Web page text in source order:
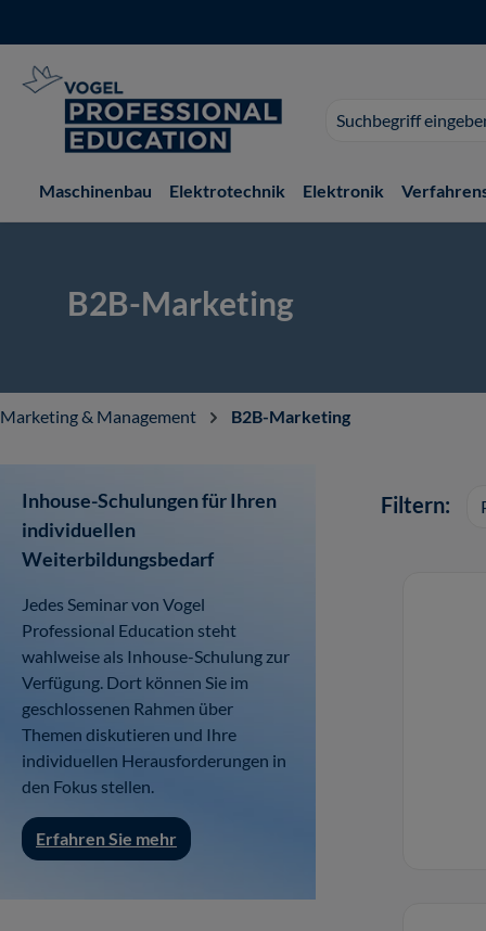
Suchvorschläge
erscheinen
der
Maschinenbau Elektrotechnik Elektronik
B2B-Marketing
Marketing & Management B2B-Marketing
Inhouse-Schulungen für Ihren
individuellen
Weiterbildungsbedarf
Jedes Seminar von Vogel
Professional Education steht
wahlweise als Inhouse-Schulung zur
Verfügung. Dort können Sie im
geschlossenen Rahmen über
Themen diskutieren und Ihre
individuellen Herausforderungen in
den Fokus stellen.
Erfahren Sie mehr
Filtern: